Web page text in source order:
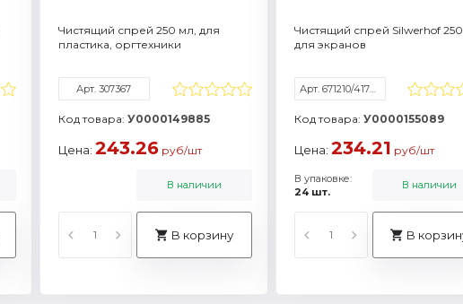
Чистящий спрей 250 мл, для
пластика, оргтехники
Арт. 307367
Код товара: У0000149885
Цена: 243.26руб/шт
В наличии
В корзину
Чистящий спрей Silwerhof
для экранов
Арт. 671210/417288
Код товара: У0000155089
Цена: 234.21 руб/шт
В упаковке:
24 шт.
В наличии
В